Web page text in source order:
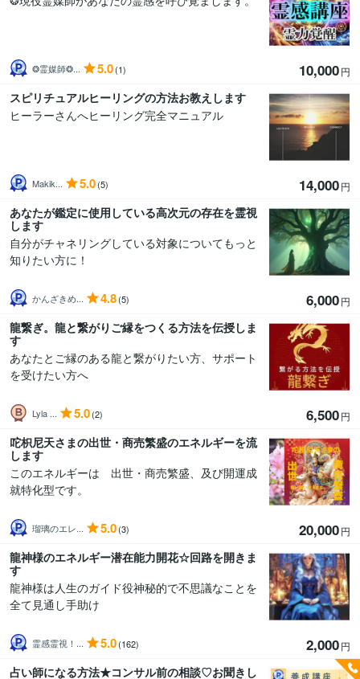
❂霊媒師❂... 5.0(1) 10,000円
スピリチュアルヒーリングの方法お教えします
ヒーラーさんへヒーリング完全マニュアル
Makik... 5.0(5) 14,000円
あなたが鑑定に使用している高次元の存在を霊視
します
自分がチャネリングしている対象についてもっと
知りたい方に！
かんざきめ... 4.8(5) 6,000円
龍繋ぎ。龍と繋がりご縁をつくる方法を伝授しま
す
あなたとご縁のある龍と繋がりたい方、サポート
を受けたい方へ
Lyla ... 5.0(2) 6,500円
咜枳尼天さまの出世・商売繁盛のエネルギーを流
します
このエネルギーは 出世・商売繁盛、及び開運成
就特化型です。
瑠璃のエレ... 5.0(3) 20,000円
龍神様のエネルギー潜在能力開花☆回路を開きま
す
龍神様は人生のガイド役神秘的で不思議なことを
全て見通し手助け
霊感霊視！... 5.0(162) 2,000円
占い師になる方法★コンサル前の相談♡お聞きし